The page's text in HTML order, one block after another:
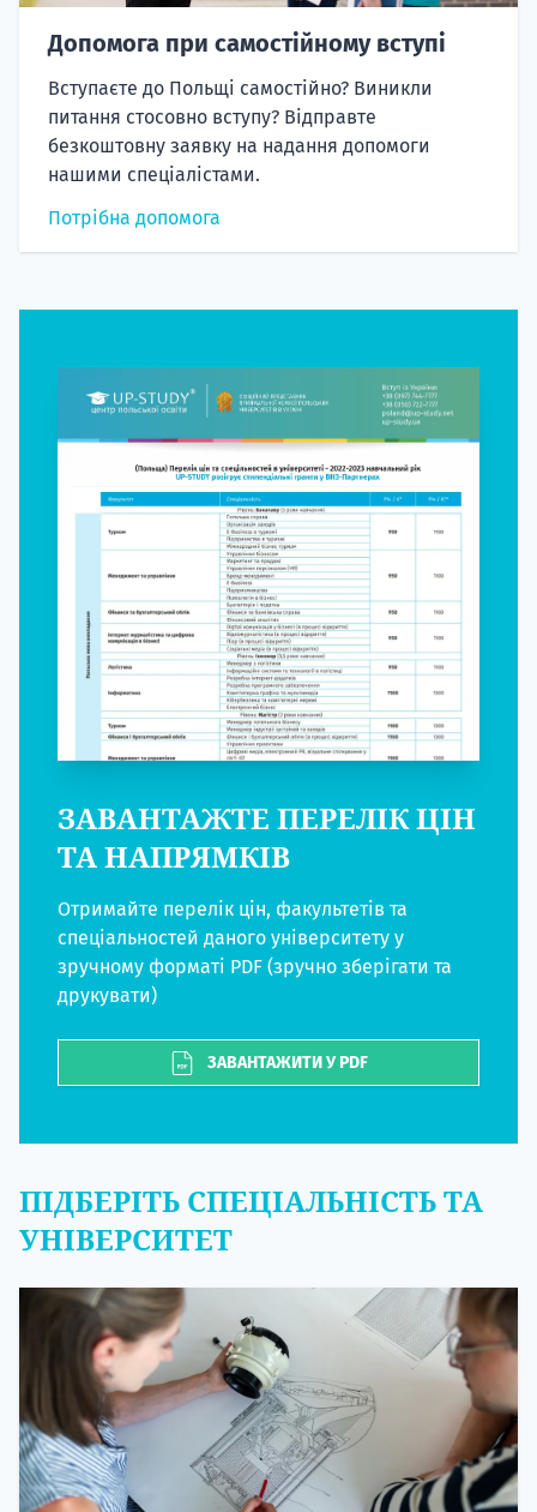
Допомога при самостійному вступі
Вступаєте до Польщі самостійно? Виникли
питання стосовно вступу? Відправте
безкоштовну заявку на надання допомоги
нашими спеціалістами.
Потрібна допомога
ЗАВАНТАЖТЕ ПЕРЕЛІК ЦІН
ТА НАПРЯМКІВ
Отримайте перелік цін, факультетів та
спеціальностей даного університету у
зручному форматі PDF (зручно зберігати та
друкувати)
ЗАВАНТАЖИТИ У PDF
ПІДБЕРІТЬ СПЕЦІАЛЬНІСТЬ ТА
УНІВЕРСИТЕТ